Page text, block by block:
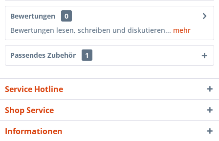
Bewertungen
0
Bewertungen lesen, schreiben und diskutieren... mehr
Passendes Zubehör 1
Service Hotline
Shop Service
Informationen